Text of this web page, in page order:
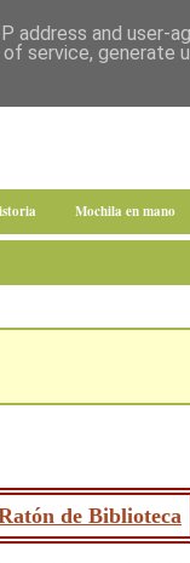
Mochila en mano
de Biblioteca
address and user-
service, generate